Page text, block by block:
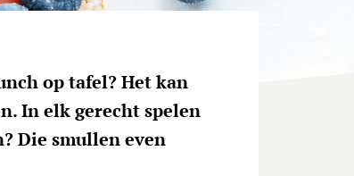
op tafel? Het kan
In elk gerecht spelen
Die smullen even